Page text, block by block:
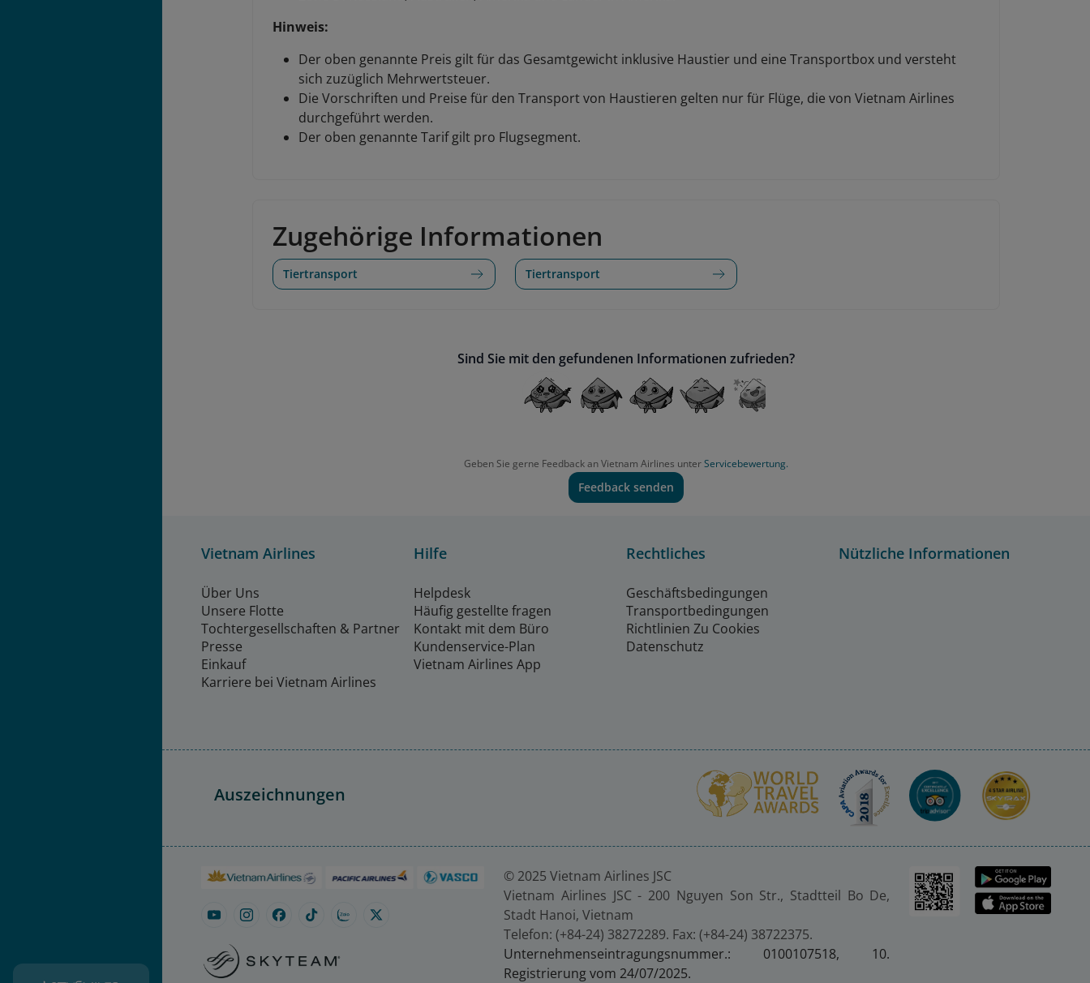
Hinweis:
Der oben genannte Preis gilt für das Gesamtgewicht inklusive Haustier und eine Transportbox und versteht
sich zuzüglich Mehrwertsteuer.
Die Vorschriften und Preise für den Transport von Haustieren gelten nur für Flüge, die von Vietnam Airlines
durchgeführt werden.
Der oben genannte Tarif gilt pro Flugsegment.
Zugehörige Informationen
Tiertransport Tiertransport
Sind Sie mit den gefundenen Informationen zufrieden?
Geben Sie gerne Feedback an Vietnam Airlines unterServicebewertung.
Feedback senden
Vietnam Airlines
Über Uns
Unsere Flotte
Tochtergesellschaften & Partner
Presse
Einkauf
Karriere bei Vietnam Airlines
Hilfe
Helpdesk
Häufig gestellte fragen
Kontakt mit dem Büro
Kundenservice-Plan
Vietnam Airlines App
Rechtliches
Geschäftsbedingungen
Transportbedingungen
Richtlinien Zu Cookies
Datenschutz
Nützliche Informationen
Auszeichnungen
© 2025 Vietnam Airlines JSC
Vietnam Airlines JSC - 200 Nguyen Son Str., Stadtteil Bo De,
Stadt Hanoi, Vietnam
Telefon: (+84-24) 38272289. Fax: (+84-24) 38722375.
Unternehmenseintragungsnummer.: 0100107518, 10.
Registrierung vom 24/07/2025.